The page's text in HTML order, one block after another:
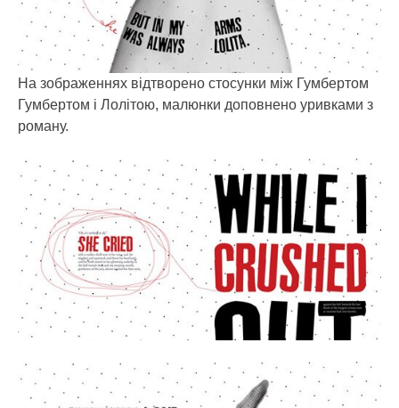
На зображеннях відтворено стосунки між Гумбертом
Гумбертом і Лолітою, малюнки доповнено уривками з
роману.